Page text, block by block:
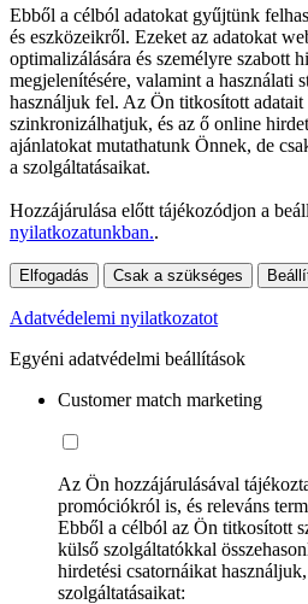
Ebből a célból adatokat gyűjtünk
és eszközeikről. Ezeket az adatokat
optimalizálására és személyre szabott
megjelenítésére, valamint a használati
használjuk fel. Az Ön titkosított
szinkronizálhatjuk, és az ő online
ajánlatokat mutathatunk Önnek, de
a szolgáltatásaikat.
Hozzájárulása előtt tájékozódjon a
nyilatkozatunkban..
Elfogadás Csak a szükséges
Adatvédelemi nyilatkozatot
Egyéni adatvédelmi beállítások
Customer match marketing
Az Ön hozzájárulásával
promóciókról is, és releváns
Ebből a célból az Ön titkosított
külső szolgáltatókkal
hirdetési csatornáikat
szolgáltatásaikat: